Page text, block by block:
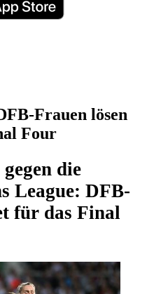
Frauen lösen
Four
die
League: DFB-
für das Final